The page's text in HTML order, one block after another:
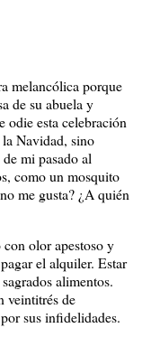
melancólica porque
de su abuela y
odie esta celebración
Navidad, sino
mi pasado al
como un mosquito
me gusta? ¿A quién
con olor apestoso y
el alquiler. Estar
alimentos.
veintitrés de
sus infidelidades.